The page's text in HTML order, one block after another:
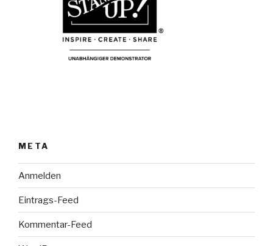
META
Anmelden
Eintrags-Feed
Kommentar-Feed